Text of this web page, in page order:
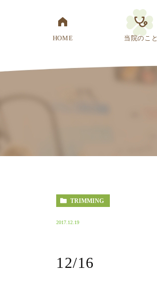
HOME 当院のこと
TRIMMING
2017.12.19
12/16